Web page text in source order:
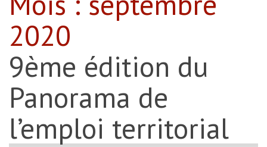
2020
9ème édition du
Panorama de
l’emploi territorial